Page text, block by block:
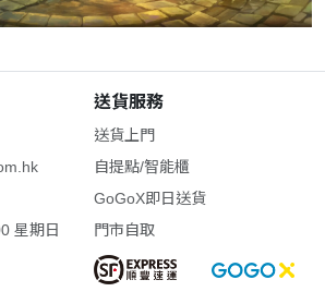
星期日
送貨服務
送貨上門
自提點/智能櫃
GoGoX即日送貨
門市自取